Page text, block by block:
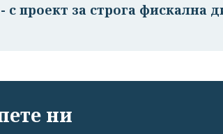
с проект за строга фискална
ни